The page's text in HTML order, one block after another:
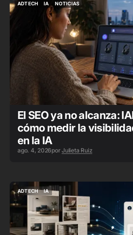
ADTECH
IA
IA
NOTICIAS
NOTICIAS
El SEO ya no alcanza:
cómo medir la
en la IA
ago. 4, 2026porJulieta Ruiz
ADTECH
ADTECH
IA